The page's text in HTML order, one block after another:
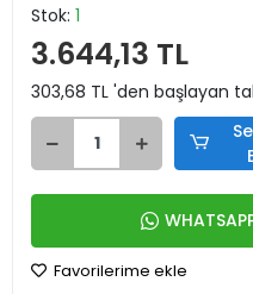
Stok: 1
3.644,13 TL
303,68 TL 'den başlayan
Favorilerime ekle